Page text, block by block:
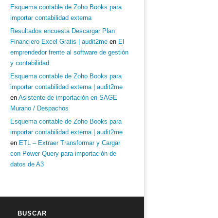
Esquema contable de Zoho Books para
importar contabilidad externa
Resultados encuesta Descargar Plan
Financiero Excel Gratis | audit2me en El
emprendedor frente al software de gestión
y contabilidad
Esquema contable de Zoho Books para
importar contabilidad externa | audit2me
en Asistente de importación en SAGE
Murano / Despachos
Esquema contable de Zoho Books para
importar contabilidad externa | audit2me
en ETL – Extraer Transformar y Cargar
con Power Query para importación de
datos de A3
BUSCAR